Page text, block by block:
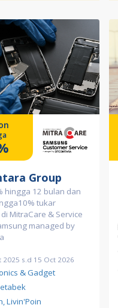
Group
hingga 12 bulan dan
tukar
di MitraCare & Service
managed by
2025 s.d 15 Oct 2026
& Gadget
Livin'Poin